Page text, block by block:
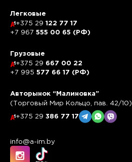
Легковые
+375 29 122 77 17
+7 967 555 00 65 (РФ)
Грузовые
+375 29 667 00 22
+7 995 577 66 17 (РФ)
Авторынок “Малиновка”
(Торговый Мир Кольцо, пав. 42/10)
+375 29 386 77 17
info@a-im.by